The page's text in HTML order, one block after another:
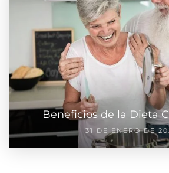
Beneficios de la Dieta
31 DE ENERO DE